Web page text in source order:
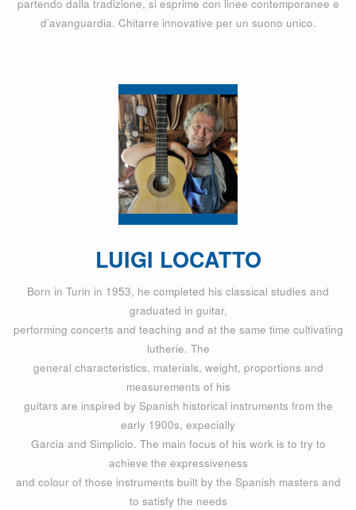
partendo dalla tradizione, si esprime con linee contemporanee e
d’avanguardia. Chitarre innovative per un suono unico.
LUIGI LOCATTO
Born in Turin in 1953, he completed his classical studies and
graduated in guitar,
performing concerts and teaching and at the same time cultivating
lutherie. The
general characteristics, materials, weight, proportions and
measurements of his
guitars are inspired by Spanish historical instruments from the
early 1900s, expecially
Garcia and Simplicio. The main focus of his work is to try to
achieve the expressiveness
and colour of those instruments built by the Spanish masters and
to satisfy the needs